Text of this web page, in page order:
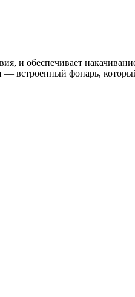
и обеспечивает
встроенный фонарь,